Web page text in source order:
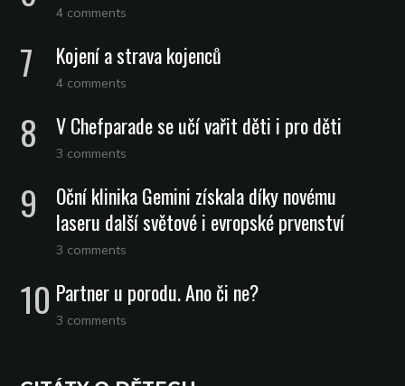
4 comments
Kojení a strava kojenců
4 comments
V Chefparade se učí vařit děti i pro děti
3 comments
Oční klinika Gemini získala díky novému
laseru další světové i evropské prvenství
3 comments
Partner u porodu. Ano či ne?
3 comments